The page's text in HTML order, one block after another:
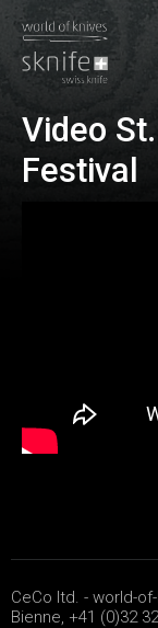
Video
Festival
CeCo ltd. - world-
Bienne, +41 (0)32